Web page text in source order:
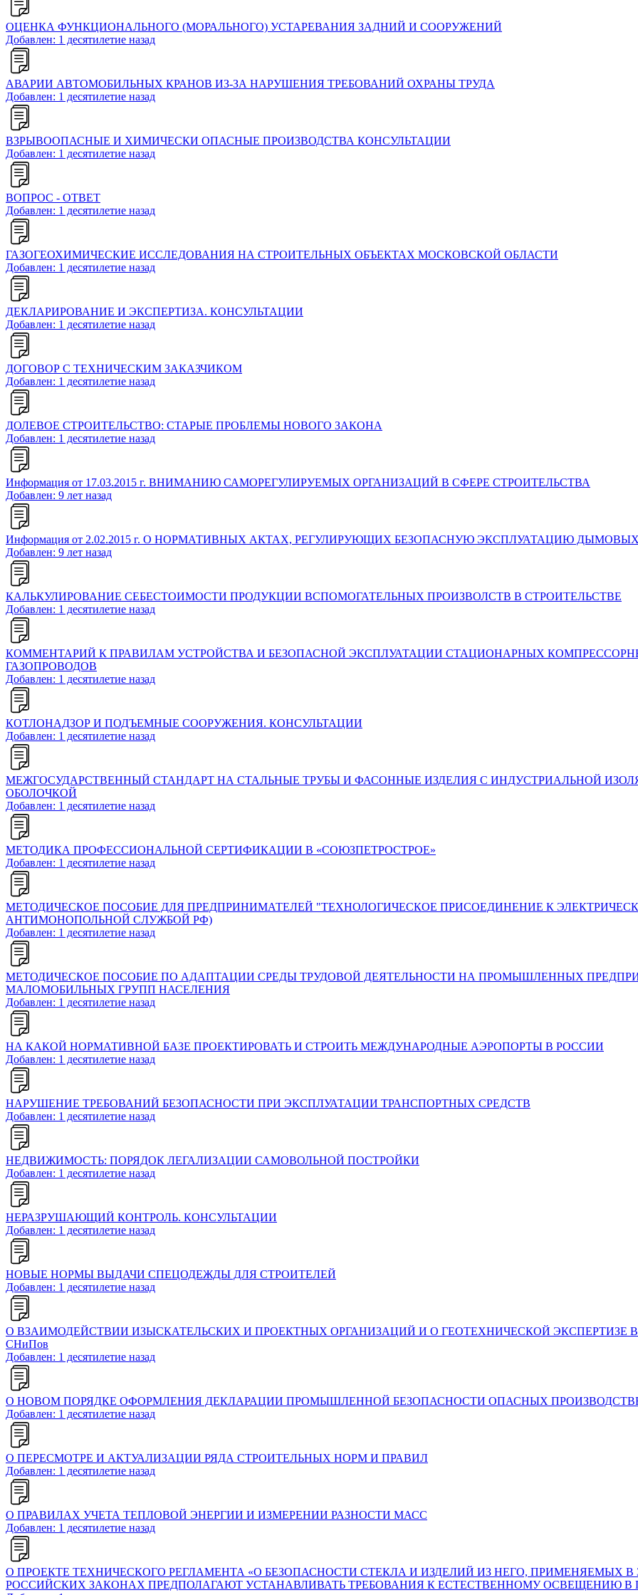
OЦЕНКА ФУНКЦИОНАЛЬНОГО (МОРАЛЬНОГО) УСТАРЕВАНИЯ ЗАДНИЙ И СООРУЖЕНИЙ
Добавлен: 1 десятилетие назад
АВАРИИ АВТОМОБИЛЬНЫХ КРАНОВ ИЗ-ЗА НАРУШЕНИЯ ТРЕБОВАНИЙ ОХРАНЫ ТРУДА
Добавлен: 1 десятилетие назад
ВЗРЫВООПАСНЫЕ И ХИМИЧЕСКИ ОПАСНЫЕ ПРОИЗВОДСТВА КОНСУЛЬТАЦИИ
Добавлен: 1 десятилетие назад
ВОПРОС - ОТВЕТ
Добавлен: 1 десятилетие назад
ГАЗОГЕОХИМИЧЕСКИЕ ИССЛЕДОВАНИЯ НА СТРОИТЕЛЬНЫХ ОБЪЕКТАХ МОСКОВСКОЙ ОБЛАСТИ
Добавлен: 1 десятилетие назад
ДЕКЛАРИРОВАНИЕ И ЭКСПЕРТИЗА. КОНСУЛЬТАЦИИ
Добавлен: 1 десятилетие назад
ДОГОВОР С ТЕХНИЧЕСКИМ ЗАКАЗЧИКОМ
Добавлен: 1 десятилетие назад
ДОЛЕВОЕ СТРОИТЕЛЬСТВО: СТАРЫЕ ПРОБЛЕМЫ НОВОГО ЗАКОНА
Добавлен: 1 десятилетие назад
Информация от 17.03.2015 г. ВНИМАНИЮ САМОРЕГУЛИРУЕМЫХ ОРГАНИЗАЦИЙ В СФЕРЕ СТРОИТЕЛЬСТВА
Добавлен: 9 лет назад
Информация от 2.02.2015 г. О НОРМАТИВНЫХ АКТАХ, РЕГУЛИРУЮЩИХ БЕЗОПАСНУЮ ЭКСПЛУАТАЦИЮ
Добавлен: 9 лет назад
КАЛЬКУЛИРОВАНИЕ СЕБЕСТОИМОСТИ ПРОДУКЦИИ ВСПОМОГАТЕЛЬНЫХ ПРОИЗВОЛСТВ В СТРОИТЕЛЬСТВЕ
Добавлен: 1 десятилетие назад
КОММЕНТАРИЙ К ПРАВИЛАМ УСТРОЙСТВА И БЕЗОПАСНОЙ ЭКСПЛУАТАЦИИ СТАЦИОНАРНЫХ
ГАЗОПРОВОДОВ
Добавлен: 1 десятилетие назад
КОТЛОНАДЗОР И ПОДЪЕМНЫЕ СООРУЖЕНИЯ. КОНСУЛЬТАЦИИ
Добавлен: 1 десятилетие назад
МЕЖГОСУДАРСТВЕННЫЙ СТАНДАРТ НА СТАЛЬНЫЕ ТРУБЫ И ФАСОННЫЕ ИЗДЕЛИЯ С ИНДУСТРИАЛЬНОЙ
ОБОЛОЧКОЙ
Добавлен: 1 десятилетие назад
МЕТОДИКА ПРОФЕССИОНАЛЬНОЙ СЕРТИФИКАЦИИ В «СОЮЗПЕТРОСТРОЕ»
Добавлен: 1 десятилетие назад
МЕТОДИЧЕСКОЕ ПОСОБИЕ ДЛЯ ПРЕДПРИНИМАТЕЛЕЙ "ТЕХНОЛОГИЧЕСКОЕ ПРИСОЕДИНЕНИЕ К
АНТИМОНОПОЛЬНОЙ СЛУЖБОЙ РФ)
Добавлен: 1 десятилетие назад
МЕТОДИЧЕСКОЕ ПОСОБИЕ ПО АДАПТАЦИИ СРЕДЫ ТРУДОВОЙ ДЕЯТЕЛЬНОСТИ НА ПРОМЫШЛЕННЫХ
МАЛОМОБИЛЬНЫХ ГРУПП НАСЕЛЕНИЯ
Добавлен: 1 десятилетие назад
НА КАКОЙ НОРМАТИВНОЙ БАЗЕ ПРОЕКТИРОВАТЬ И СТРОИТЬ МЕЖДУНАРОДНЫЕ АЭРОПОРТЫ В РОССИИ
Добавлен: 1 десятилетие назад
НАРУШЕНИЕ ТРЕБОВАНИЙ БЕЗОПАСНОСТИ ПРИ ЭКСПЛУАТАЦИИ ТРАНСПОРТНЫХ СРЕДСТВ
Добавлен: 1 десятилетие назад
НЕДВИЖИМОСТЬ: ПОРЯДОК ЛЕГАЛИЗАЦИИ САМОВОЛЬНОЙ ПОСТРОЙКИ
Добавлен: 1 десятилетие назад
НЕРАЗРУШАЮЩИЙ КОНТРОЛЬ. КОНСУЛЬТАЦИИ
Добавлен: 1 десятилетие назад
НОВЫЕ НОРМЫ ВЫДАЧИ СПЕЦОДЕЖДЫ ДЛЯ СТРОИТЕЛЕЙ
Добавлен: 1 десятилетие назад
О ВЗАИМОДЕЙСТВИИ ИЗЫСКАТЕЛЬСКИХ И ПРОЕКТНЫХ ОРГАНИЗАЦИЙ И О ГЕОТЕХНИЧЕСКОЙ
СНиПов
Добавлен: 1 десятилетие назад
О НОВОМ ПОРЯДКЕ ОФОРМЛЕНИЯ ДЕКЛАРАЦИИ ПРОМЫШЛЕННОЙ БЕЗОПАСНОСТИ ОПАСНЫХ
Добавлен: 1 десятилетие назад
О ПЕРЕСМОТРЕ И АКТУАЛИЗАЦИИ РЯДА СТРОИТЕЛЬНЫХ НОРМ И ПРАВИЛ
Добавлен: 1 десятилетие назад
О ПРАВИЛАХ УЧЕТА ТЕПЛОВОЙ ЭНЕРГИИ И ИЗМЕРЕНИИ РАЗНОСТИ МАСС
Добавлен: 1 десятилетие назад
О ПРОЕКТЕ ТЕХНИЧЕСКОГО РЕГЛАМЕНТА «О БЕЗОПАСНОСТИ СТЕКЛА И ИЗДЕЛИЙ ИЗ НЕГО, ПРИМЕНЯЕМЫХ
РОССИЙСКИХ ЗАКОНАХ ПРЕДПОЛАГАЮТ УСТАНАВЛИВАТЬ ТРЕБОВАНИЯ К ЕСТЕСТВЕННОМУ ОСВЕЩЕНИЮ В